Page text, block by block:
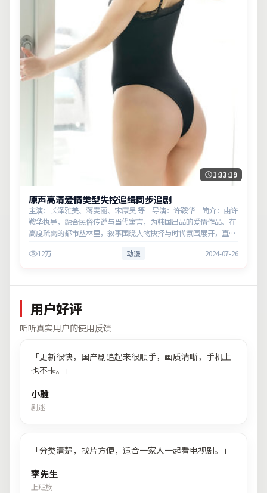
1:33:19
原声高清爱情类型失控追缉同步追剧
主演：长泽雅美、蒋雯丽、宋康昊 等 导演：许鞍华 简介：由许
鞍华执导，融合民俗传说与当代寓言，为韩国出品的爱情作品。在
高度疏离的都市丛林里，叙事围绕人物抉择与时代氛围展开，直面
实意义。
12万 动漫 2024-07-26
用户好评
听听真实用户的使用反馈
「更新很快，国产剧追起来很顺手，画质清晰，手机上
也不卡。
」
小雅
剧迷
「分类清楚，找片方便，适合一家人一起看电视剧。 」
李先生
上班族